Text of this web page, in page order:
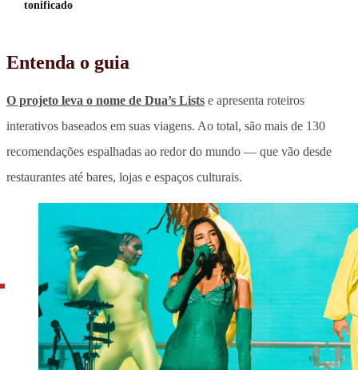
tonificado
Entenda o guia
O projeto leva o nome de Dua’s Lists e apresenta roteiros
interativos baseados em suas viagens. Ao total, são mais de 130
recomendações espalhadas ao redor do mundo — que vão desde
restaurantes até bares, lojas e espaços culturais.